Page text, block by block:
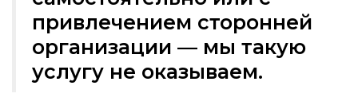
привлечением сторонней
организации — мы такую
услугу не оказываем.